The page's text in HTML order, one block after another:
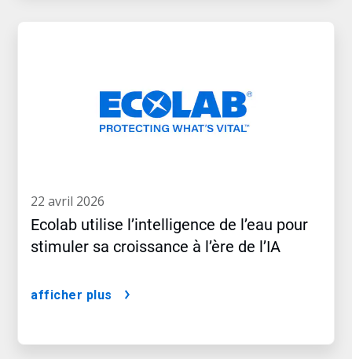
22 avril 2026
Ecolab utilise l’intelligence de l’eau pour
stimuler sa croissance à l’ère de l’IA
afficher plus